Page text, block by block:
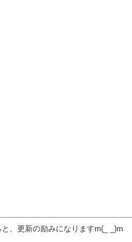
、更新の励みになりますm(_ _)m